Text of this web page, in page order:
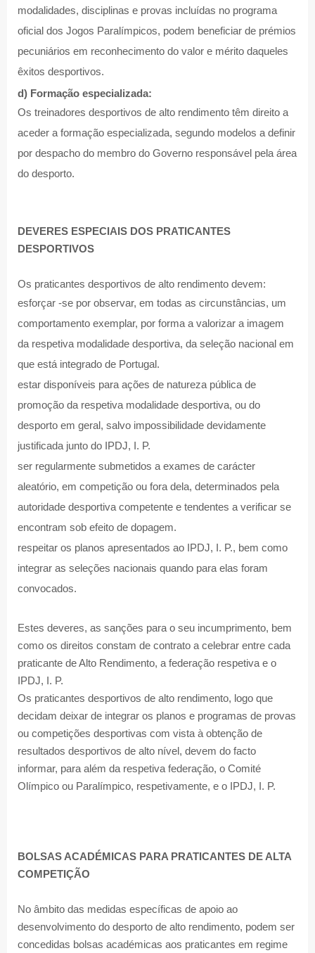
modalidades, disciplinas e provas incluídas no programa
oficial dos Jogos Paralímpicos, podem beneficiar de prémios
pecuniários em reconhecimento do valor e mérito daqueles
êxitos desportivos.
d) Formação especializada:
Os treinadores desportivos de alto rendimento têm direito a
aceder a formação especializada, segundo modelos a definir
por despacho do membro do Governo responsável pela área
do desporto.
DEVERES ESPECIAIS DOS PRATICANTES
DESPORTIVOS
Os praticantes desportivos de alto rendimento devem:
esforçar -se por observar, em todas as circunstâncias, um
comportamento exemplar, por forma a valorizar a imagem
da respetiva modalidade desportiva, da seleção nacional em
que está integrado de Portugal.
estar disponíveis para ações de natureza pública de
promoção da respetiva modalidade desportiva, ou do
desporto em geral, salvo impossibilidade devidamente
justificada junto do IPDJ, I. P.
ser regularmente submetidos a exames de carácter
aleatório, em competição ou fora dela, determinados pela
autoridade desportiva competente e tendentes a verificar se
encontram sob efeito de dopagem.
respeitar os planos apresentados ao IPDJ, I. P., bem como
integrar as seleções nacionais quando para elas foram
convocados.
Estes deveres, as sanções para o seu incumprimento, bem
como os direitos constam de contrato a celebrar entre cada
praticante de Alto Rendimento, a federação respetiva e o
IPDJ, I. P.
Os praticantes desportivos de alto rendimento, logo que
decidam deixar de integrar os planos e programas de provas
ou competições desportivas com vista à obtenção de
resultados desportivos de alto nível, devem do facto
informar, para além da respetiva federação, o Comité
Olímpico ou Paralímpico, respetivamente, e o IPDJ, I. P.
BOLSAS ACADÉMICAS PARA PRATICANTES DE ALTA
COMPETIÇÃO
No âmbito das medidas específicas de apoio ao
desenvolvimento do desporto de alto rendimento, podem ser
concedidas bolsas académicas aos praticantes em regime